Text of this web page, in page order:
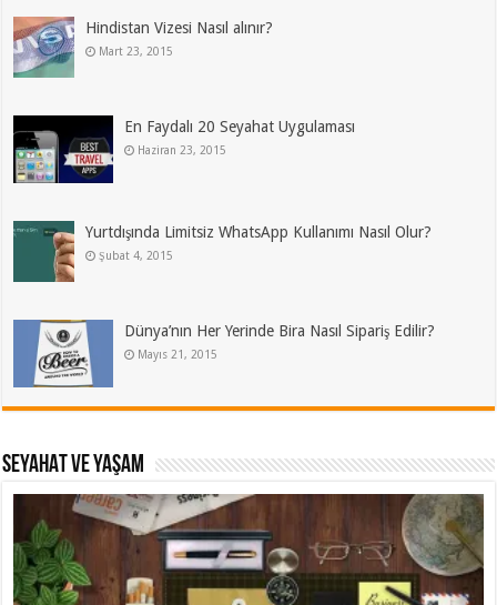
Hindistan Vizesi Nasıl alınır?
Mart 23, 2015
En Faydalı 20 Seyahat Uygulaması
Haziran 23, 2015
Yurtdışında Limitsiz WhatsApp Kullanımı Nasıl Olur?
Şubat 4, 2015
Dünya’nın Her Yerinde Bira Nasıl Sipariş Edilir?
Mayıs 21, 2015
SEYAHAT VE YAŞAM